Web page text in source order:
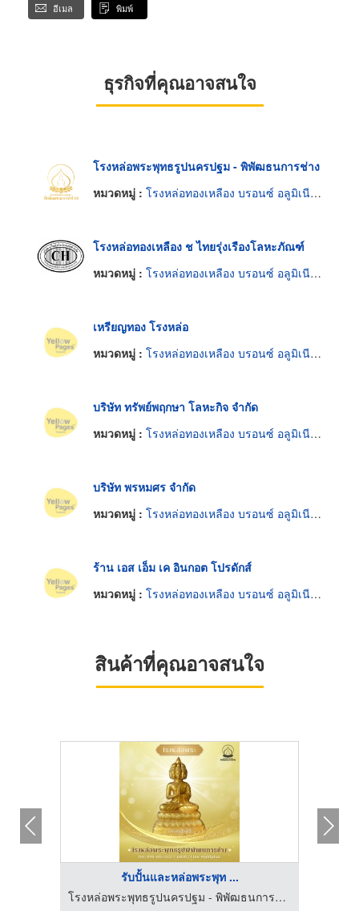
อีเมล พิมพ์
ธุรกิจที่คุณอาจสนใจ
โรงหล่อพระพุทธรูปนครปฐม - พิพัฒธนการช่าง
หมวดหมู่ : โรงหล่อทองเหลือง บรอนซ์ อลูมิเนียมและแมกนีเซียม
โรงหล่อทองเหลือง ช ไทยรุ่งเรืองโลหะภัณฑ์
หมวดหมู่ : โรงหล่อทองเหลือง บรอนซ์ อลูมิเนียมและแมกนีเซียม
เหรียญทอง โรงหล่อ
หมวดหมู่ : โรงหล่อทองเหลือง บรอนซ์ อลูมิเนียมและแมกนีเซียม
บริษัท ทรัพย์พฤกษา โลหะกิจ จำกัด
หมวดหมู่ : โรงหล่อทองเหลือง บรอนซ์ อลูมิเนียมและแมกนีเซียม
บริษัท พรหมศร จำกัด
หมวดหมู่ : โรงหล่อทองเหลือง บรอนซ์ อลูมิเนียมและแมกนีเซียม
ร้าน เอส เอ็ม เค อินกอต โปรดักส์
หมวดหมู่ : โรงหล่อทองเหลือง บรอนซ์ อลูมิเนียมและแมกนีเซียม
สินค้าที่คุณอาจสนใจ
รับปั้นและหล่อพระพุท ...
โรงหล่อพระพุทธรูปนครปฐม - พิพัฒธนการช่าง